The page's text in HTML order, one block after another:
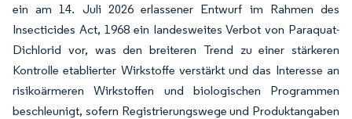
ein am 14. Juli 2026 erlassener Entwurf im Rahmen des
Insecticides Act, 1968 ein landesweites Verbot von Paraquat-
Dichlorid vor, was den breiteren Trend zu einer stärkeren
Kontrolle etablierter Wirkstoffe verstärkt und das Interesse an
risikoärmeren Wirkstoffen und biologischen Programmen
beschleunigt, sofern Registrierungswege und Produktangaben